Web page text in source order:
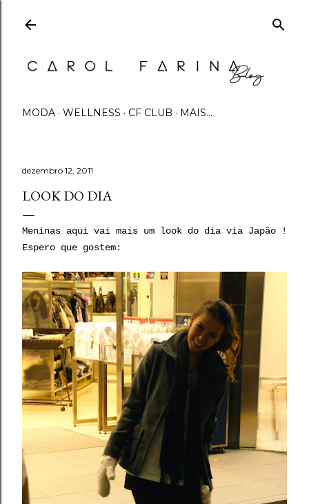
MODA WELLNESS CF CLUB MAIS…
dezembro 12, 2011
LOOK DO DIA
Meninas aqui vai mais um look do dia via Japão !
Espero que gostem: